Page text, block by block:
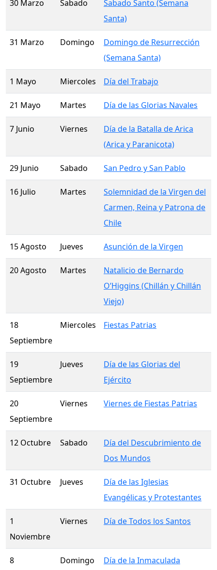
30 Marzo Sabado
Sabado Santo (Semana
Santa)
31 Marzo Domingo
Domingo de Resurrección
(Semana Santa)
1 Mayo Miercoles Día del Trabajo
21 Mayo Martes Día de las Glorias Navales
7 Junio Viernes
Día de la Batalla de Arica
(Arica y Paranicota)
29 Junio Sabado San Pedro y San Pablo
16 Julio Martes
Solemnidad de la Virgen del
Carmen, Reina y Patrona de
Chile
15 Agosto Jueves Asunción de la Virgen
20 Agosto Martes
Natalicio de Bernardo
O’Higgins (Chillán y Chillán
Viejo)
18
Septiembre
Miercoles Fiestas Patrias
19
Septiembre
Jueves
Día de las Glorias del
Ejército
20
Septiembre
Viernes Viernes de Fiestas Patrias
12 Octubre Sabado
Día del Descubrimiento de
Dos Mundos
31 Octubre Jueves
Día de las Iglesias
Evangélicas y Protestantes
1
Noviembre
Viernes Día de Todos los Santos
8
Domingo
Día de la Inmaculada